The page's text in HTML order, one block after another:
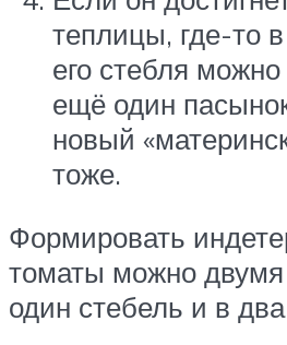
теплицы, где-то
его стебля
ещё один
новый
тоже.
Формировать
томаты можно
один стебель и в